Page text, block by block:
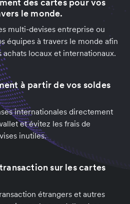
des cartes pour vos
le monde.
multi-devises entreprise ou
équipes à travers le monde afin
locaux et internationaux.
à partir de vos soldes
internationales directement
et évitez les frais de
inutiles.
sur les cartes
étrangers et autres